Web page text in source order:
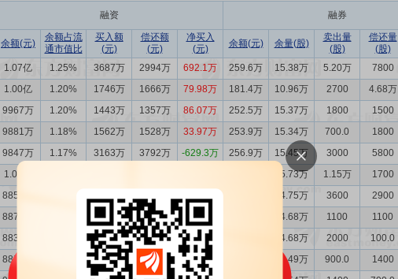
融资 融券
余额(元)
余额占流
通市值比
买入额
(元)
偿还额
(元)
净买入
(元)
余额(元) 余量(股)
卖出量
(股)
偿还量
(股)
1.07亿 1.25% 3687万 2994万 692.1万 259.6万 15.38万 5.20万 7800
1.00亿 1.20% 1746万 1666万 79.98万 181.4万 10.96万 2700 4.68万
9967万 1.20% 1443万 1357万 86.07万 252.5万 15.37万 1800 1500
9881万 1.18% 1562万 1528万 33.97万 253.9万 15.34万 700.0 1800
9847万 1.17% 3163万 3792万 -629.3万 256.9万 15.45万 3000 5800
1.05亿 15.73万 1.15万 1700
8856万 14.75万 3600 2900
8872万 900.4万 868.0万 32.43万 14.68万 1100 1100
8839万 280.5万 294.7万 -14.20万 14.68万 2000 100.0
8853万 338.8万 813.6万 -474.8万 14.49万 900.0 1400